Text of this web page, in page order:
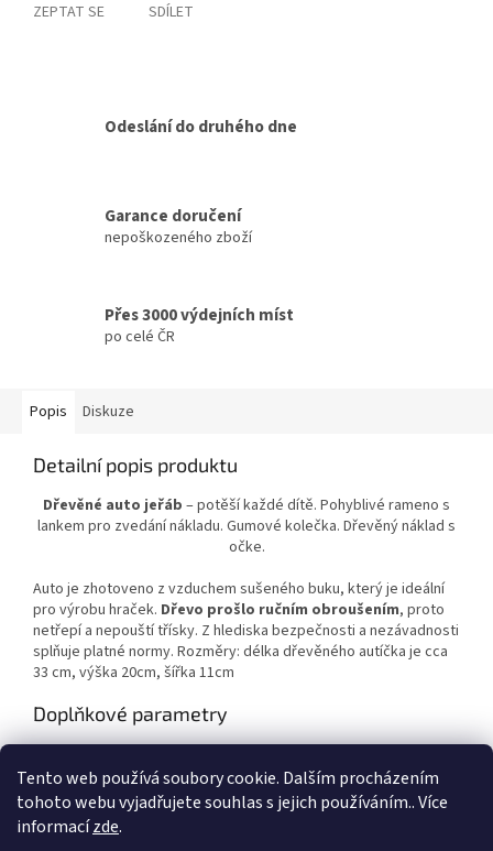
Tento web používá soubory cookie. Dalším procházením
tohoto webu vyjadřujete souhlas s jejich používáním.. Více
informacízde.
ZEPTAT SE SDÍLET
Odeslání do druhého dne
Garance doručení
nepoškozeného zboží
Přes 3000 výdejních míst
po celé ČR
Popis Diskuze
Detailní popis produktu
Dřevěné auto jeřáb – potěší každé dítě. Pohyblivé rameno s
lankem pro zvedání nákladu. Gumové kolečka. Dřevěný náklad s
očke.
Auto je zhotoveno z vzduchem sušeného buku, který je ideální
pro výrobu hraček. Dřevo prošlo ručním obroušením, proto
netřepí a nepouští třísky. Z hlediska bezpečnosti a nezávadnosti
splňuje platné normy. Rozměry: délka dřevěného autíčka je cca
33 cm, výška 20cm, šířka 11cm
Doplňkové parametry
Záruka: 2 roky